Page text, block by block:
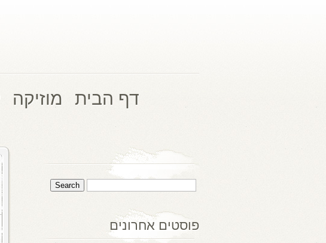
דף הבית מוזיקה
פוסטים אחרונים